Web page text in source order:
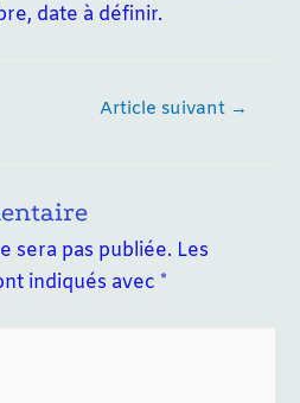
date à définir.
Article suivant →
sera pas publiée. Les
indiqués avec *